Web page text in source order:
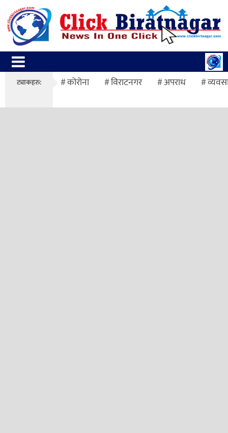
ट्याकहरु: कोरोना विराटनगर अपराध